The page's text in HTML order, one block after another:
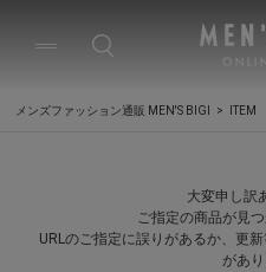
メンズファッション通販 MEN'S BIGI ITEM
大変申し訳
ご指定の商品が見
URLのご指定に誤りがあるか、更
があり